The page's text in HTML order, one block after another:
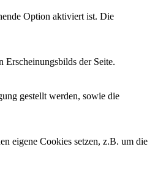
Option aktiviert ist. Die
Erscheinungsbilds der Seite.
gestellt werden, sowie die
eigene Cookies setzen, z.B. um die